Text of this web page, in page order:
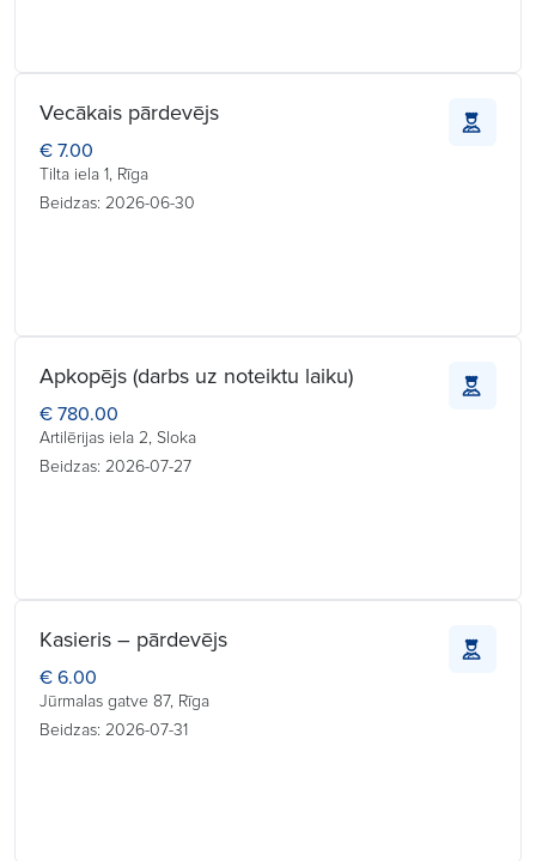
Vecākais pārdevējs
€ 7.00
Tilta iela 1, Rīga
Beidzas: 2026-06-30
Apkopējs (darbs uz noteiktu laiku)
€ 780.00
Artilērijas iela 2, Sloka
Beidzas: 2026-07-27
Kasieris – pārdevējs
€ 6.00
Jūrmalas gatve 87, Rīga
Beidzas: 2026-07-31